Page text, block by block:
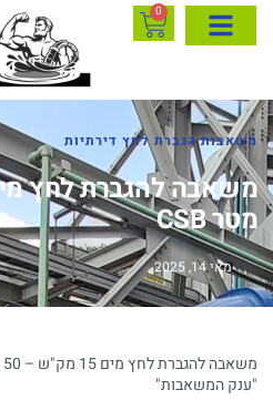
0
משאבות הגברת לחץ דירתיות
מטר CSB
מאי 14, 2025
"ענק המשאבות"